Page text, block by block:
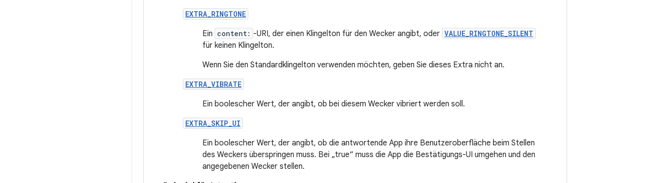
EXTRA_RINGTONE
Ein content: -URI, der einen Klingelton für den Wecker angibt, oder VALUE_RINGTONE_SILENT
für keinen Klingelton.
Wenn Sie den Standardklingelton verwenden möchten, geben Sie dieses Extra nicht an.
EXTRA_VIBRATE
Ein boolescher Wert, der angibt, ob bei diesem Wecker vibriert werden soll.
EXTRA_SKIP_UI
Ein boolescher Wert, der angibt, ob die antwortende App ihre Benutzeroberfläche beim Stellen
des Weckers überspringen muss. Bei „true“ muss die App die Bestätigungs-UI umgehen und den
angegebenen Wecker stellen.